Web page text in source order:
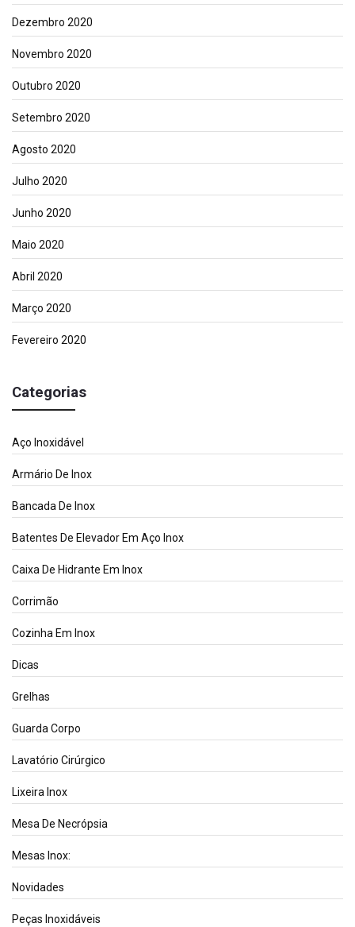
Dezembro 2020
Novembro 2020
Outubro 2020
Setembro 2020
Agosto 2020
Julho 2020
Junho 2020
Maio 2020
Abril 2020
Março 2020
Fevereiro 2020
Categorias
Aço Inoxidável
Armário De Inox
Bancada De Inox
Batentes De Elevador Em Aço Inox
Caixa De Hidrante Em Inox
Corrimão
Cozinha Em Inox
Dicas
Grelhas
Guarda Corpo
Lavatório Cirúrgico
Lixeira Inox
Mesa De Necrópsia
Mesas Inox:
Novidades
Peças Inoxidáveis